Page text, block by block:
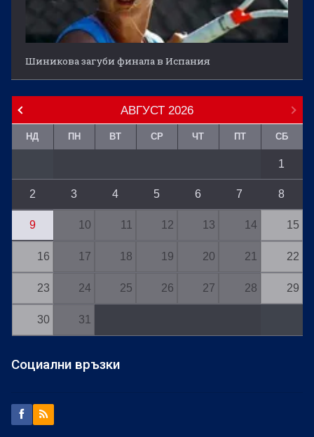
Шиникова загуби финала в Испания
АВГУСТ 2026
НД ПН ВТ СР ЧТ ПТ СБ
1
2 3 4 5 6 7 8
9 10 11 12 13 14 15
16 17 18 19 20 21 22
23 24 25 26 27 28 29
30 31
Социални връзки